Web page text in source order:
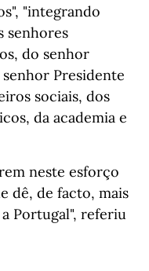
"integrando
senhores
do senhor
Presidente
sociais, dos
da academia e
neste esforço
dê, de facto, mais
Portugal", referiu